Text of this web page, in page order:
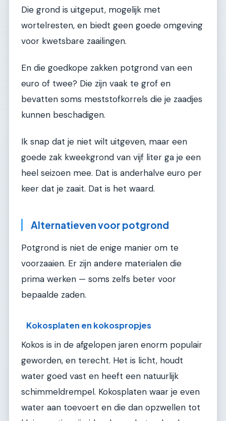
Die grond is uitgeput, mogelijk met
wortelresten, en biedt geen goede omgeving
voor kwetsbare zaailingen.
En die goedkope zakken potgrond van een
euro of twee? Die zijn vaak te grof en
bevatten soms meststofkorrels die je zaadjes
kunnen beschadigen.
Ik snap dat je niet wilt uitgeven, maar een
goede zak kweekgrond van vijf liter ga je een
heel seizoen mee. Dat is anderhalve euro per
keer dat je zaait. Dat is het waard.
Alternatieven voor potgrond
Potgrond is niet de enige manier om te
voorzaaien. Er zijn andere materialen die
prima werken — soms zelfs beter voor
bepaalde zaden.
Kokosplaten en kokospropjes
Kokos is in de afgelopen jaren enorm populair
geworden, en terecht. Het is licht, houdt
water goed vast en heeft een natuurlijk
schimmeldrempel. Kokosplaten waar je even
water aan toevoert en die dan opzwellen tot